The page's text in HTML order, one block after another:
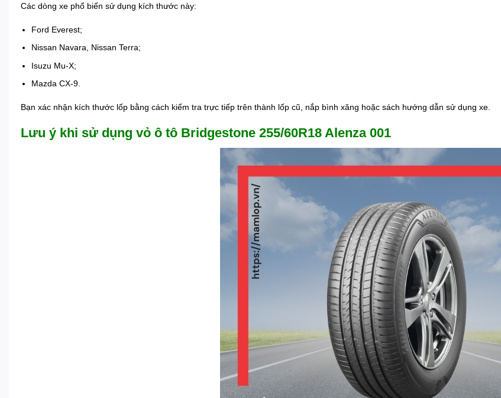
Các dòng xe phổ biến sử dụng kích thước này:
Ford Everest;
Nissan Navara, Nissan Terra;
Isuzu Mu-X;
Mazda CX-9.
Bạn xác nhận kích thước lốp bằng cách kiểm tra trực tiếp trên thành lốp cũ, nắp bình xăng hoặc sách hướng dẫn sử dụng xe.
Lưu ý khi sử dụng vỏ ô tô Bridgestone 255/60R18 Alenza 001